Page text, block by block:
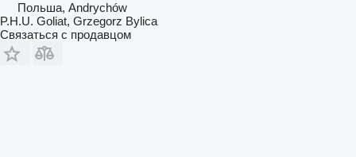
Польша, Andrychów
P.H.U. Goliat, Grzegorz Bylica
Связаться с продавцом